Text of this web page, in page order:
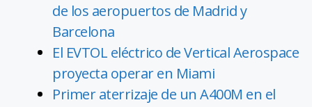
de los aeropuertos de Madrid y
Barcelona
El EVTOL eléctrico de Vertical Aerospace
proyecta operar en Miami
Primer aterrizaje de un A400M en el